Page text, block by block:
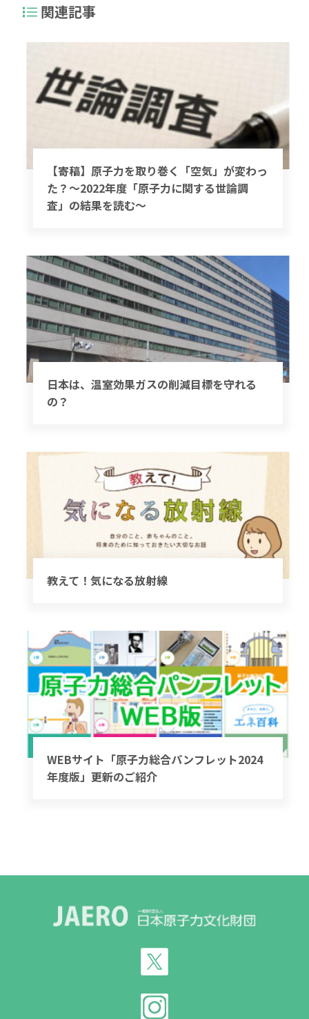
関連記事
【寄稿】原子力を取り巻く「空気」が変わっ
た？～2022年度「原子力に関する世論調
査」の結果を読む～
日本は、温室効果ガスの削減目標を守れる
の？
教えて！気になる放射線
WEBサイト「原子力総合パンフレット2024
年度版」更新のご紹介